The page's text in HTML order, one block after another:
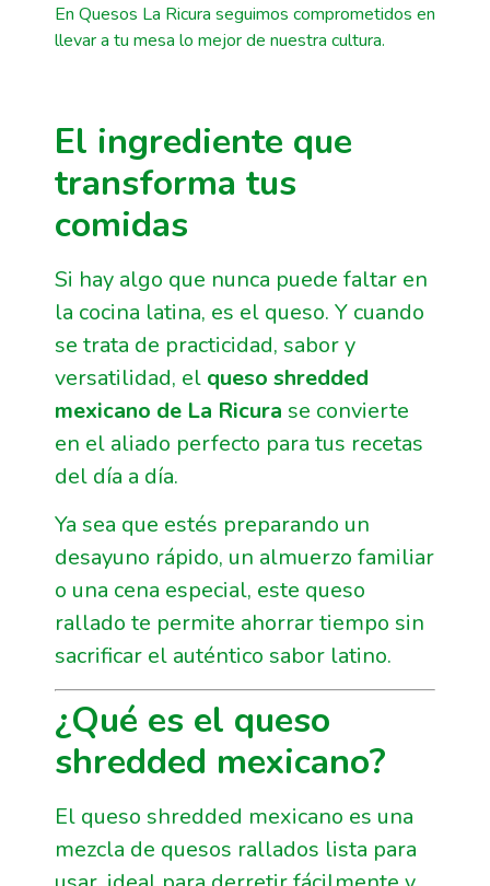
En Quesos La Ricura seguimos comprometidos en
llevar a tu mesa lo mejor de nuestra cultura.
El ingrediente que
transforma tus
comidas
Si hay algo que nunca puede faltar en
la cocina latina, es el queso. Y cuando
se trata de practicidad, sabor y
versatilidad, el queso shredded
mexicano de La Ricura se convierte
en el aliado perfecto para tus recetas
del día a día.
Ya sea que estés preparando un
desayuno rápido, un almuerzo familiar
o una cena especial, este queso
rallado te permite ahorrar tiempo sin
sacrificar el auténtico sabor latino.
¿Qué es el queso
shredded mexicano?
El queso shredded mexicano es una
mezcla de quesos rallados lista para